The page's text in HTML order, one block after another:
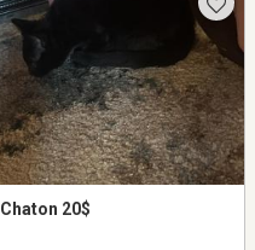
Chaton 20$